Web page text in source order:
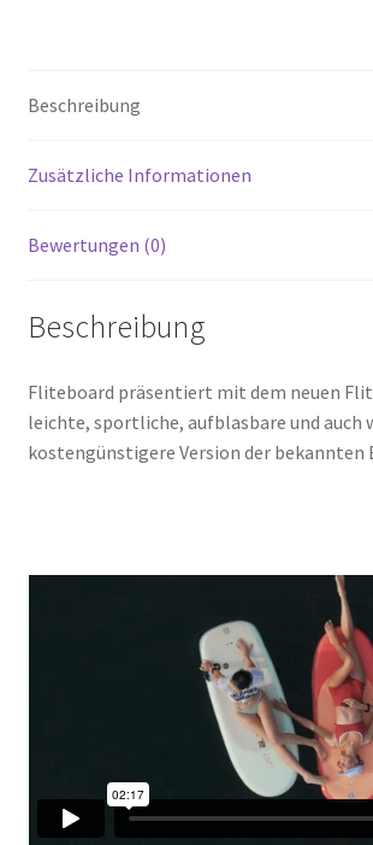
Beschreibung
Zusätzliche Informationen
Bewertungen (0)
Beschreibung
Fliteboard präsentiert mit dem neuen
leichte, sportliche, aufblasbare und auch
kostengünstigere Version der bekannten